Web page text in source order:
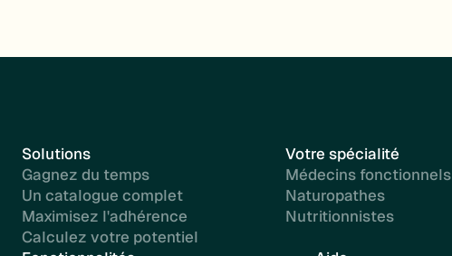
Solutions
Gagnez du temps
Un catalogue complet
Maximisez l'adhérence
Calculez votre potentiel
Votre spécialité
Médecins fonctionnels
Naturopathes
Nutritionnistes